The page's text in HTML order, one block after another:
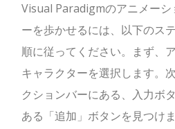
Visual Paradigmのアニメーシ
ーを歩かせるには、以下のス
順に従ってください。まず、
キャラクターを選択します。
クションバーにある、入力ボ
ある「追加」ボタンを見つけ